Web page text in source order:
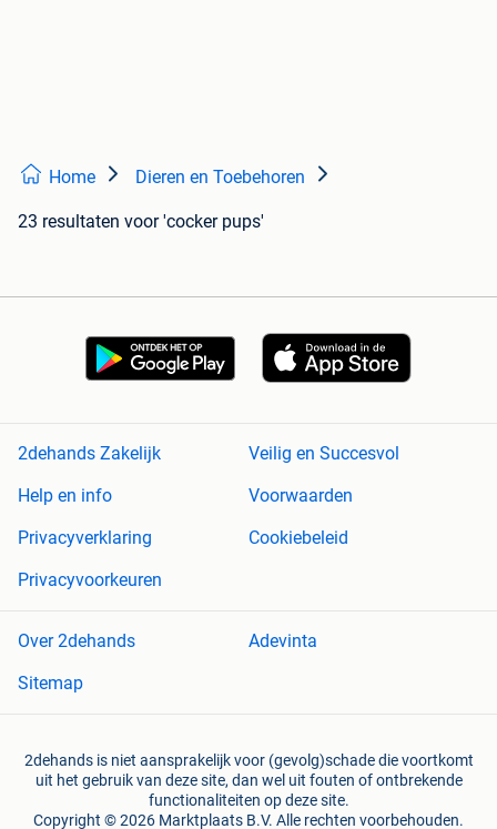
Home Dieren en Toebehoren
23 resultaten voor 'cocker pups'
2dehands Zakelijk
Veilig en Succesvol
Help en info
Voorwaarden
Privacyverklaring
Cookiebeleid
Privacyvoorkeuren
Over 2dehands
Adevinta
Sitemap
2dehands is niet aansprakelijk voor (gevolg)schade die voortkomt
uit het gebruik van deze site, dan wel uit fouten of ontbrekende
functionaliteiten op deze site.
Copyright © 2026 Marktplaats B.V. Alle rechten voorbehouden.